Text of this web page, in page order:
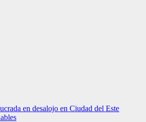
en desalojo en Ciudad del Este